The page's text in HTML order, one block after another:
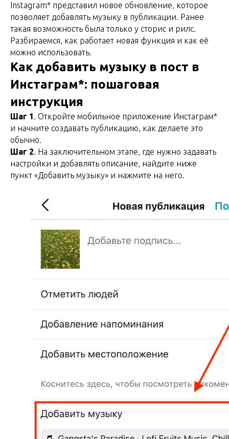
Instagram* представил новое обновление, которое
позволяет добавлять музыку в публикации. Ранее
такая возможность была только у сторис и рилс.
Разбираемся, как работает новая функция и как её
можно использовать.
Как добавить музыку в пост в
Инстаграм*: пошаговая
инструкция
Шаг 1. Откройте мобильное приложение Инстаграм*
и начните создавать публикацию, как делаете это
обычно.
Шаг 2. На заключительном этапе, где нужно задавать
настройки и добавлять описание, найдите ниже
пункт «Добавить музыку» и нажмите на него.